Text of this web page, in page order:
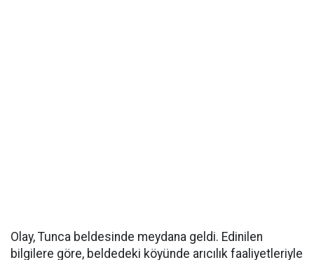
Olay, Tunca beldesinde meydana geldi. Edinilen
bilgilere göre, beldedeki köyünde arıcılık faaliyetleriyle